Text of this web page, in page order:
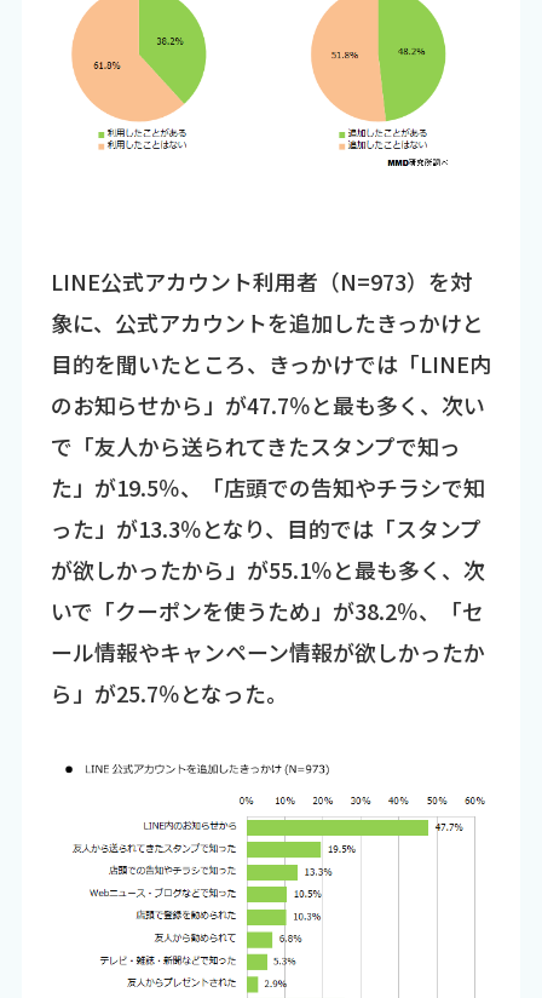
LINE公式アカウント利用者（N=973）を対
象に、公式アカウントを追加したきっかけと
目的を聞いたところ、きっかけでは「LINE内
のお知らせから」が47.7％と最も多く、次い
で「友人から送られてきたスタンプで知っ
た」が19.5％、「店頭での告知やチラシで知
った」が13.3％となり、目的では「スタンプ
が欲しかったから」が55.1％と最も多く、次
いで「クーポンを使うため」が38.2％、「セ
ール情報やキャンペーン情報が欲しかったか
ら」が25.7％となった。